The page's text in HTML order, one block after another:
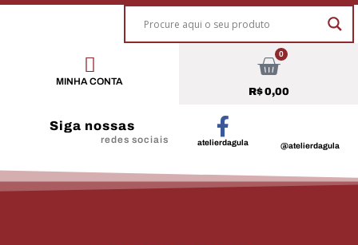
MINHA CONTA
0
R$0,00
Siga nossas
redes sociais atelierdagula @atelierdagula